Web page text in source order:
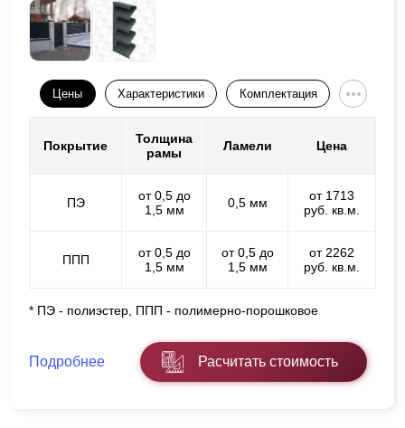
Цены Характеристики Комплектация
Покрытие
Толщина
рамы
Ламели Цена
ПЭ
от 0,5 до
1,5 мм
0,5 мм
от 1713
руб. кв.м.
ППП
от 0,5 до
1,5 мм
от 0,5 до
1,5 мм
от 2262
руб. кв.м.
* ПЭ - полиэстер, ППП - полимерно-порошковое
Подробнее Расчитать стоимость